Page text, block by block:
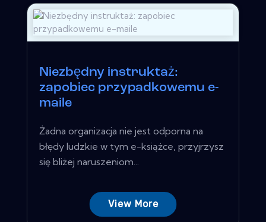
Niezbędny instruktaż:
zapobiec przypadkowemu e-
maile
Żadna organizacja nie jest odporna na
błędy ludzkie w tym e-książce, przyjrzysz
się bliżej naruszeniom...
View More